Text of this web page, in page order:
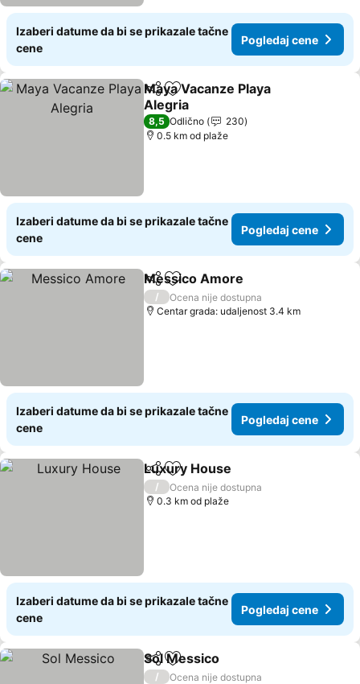
Izaberi datume da bi se prikazale tačne
cene
Pogledaj cene
Deli Dodati u favorite
Maya Vacanze Playa
Alegria
Pogledaj cene
8,5 Odlično
230
0.5 km od plaže
Izaberi datume da bi se prikazale tačne
cene
Pogledaj cene
Deli Dodati u favorite
Messico Amore
/
Ocena nije dostupna
Centar grada: udaljenost 3.4 km
Izaberi datume da bi se prikazale tačne
cene
Pogledaj cene
Deli Dodati u favorite
Luxury House
/
Ocena nije dostupna
0.3 km od plaže
Izaberi datume da bi se prikazale tačne
cene
Pogledaj cene
Deli Dodati u favorite
Sol Messico
/
Ocena nije dostupna